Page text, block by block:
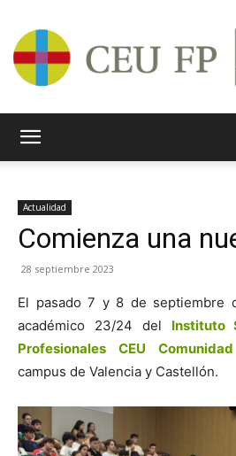
CEU
Actualidad
Comienza una
28 septiembre 2023
El pasado 7 y 8 de septiembre
académico 23/24 del Instituto
Profesionales CEU
campus de Valencia y Castellón.